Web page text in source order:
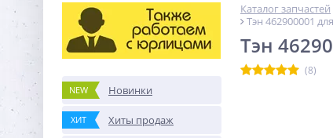
NEW Новинки
ХИТ Хиты продаж
Каталог запчастей
Тэн 462900001
Тэн
(8)